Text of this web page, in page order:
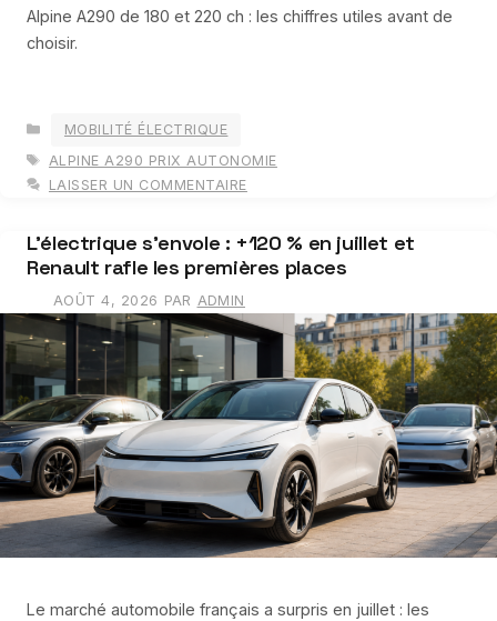
Alpine A290 de 180 et 220 ch : les chiffres utiles avant de
choisir.
CATÉGORIES
MOBILITÉ ÉLECTRIQUE
ÉTIQUETTES
ALPINE A290 PRIX AUTONOMIE
LAISSER UN COMMENTAIRE
L’électrique s’envole : +120 % en juillet et
Renault rafle les premières places
AOÛT 4, 2026 PAR ADMIN
Le marché automobile français a surpris en juillet : les